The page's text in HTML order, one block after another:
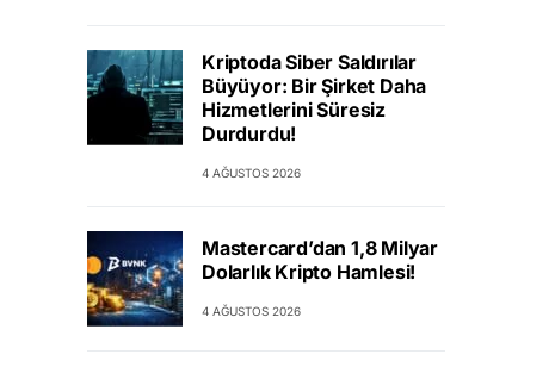
Kriptoda Siber Saldırılar
Büyüyor: Bir Şirket Daha
Hizmetlerini Süresiz
Durdurdu!
4 AĞUSTOS 2026
Mastercard’dan 1,8 Milyar
Dolarlık Kripto Hamlesi!
4 AĞUSTOS 2026